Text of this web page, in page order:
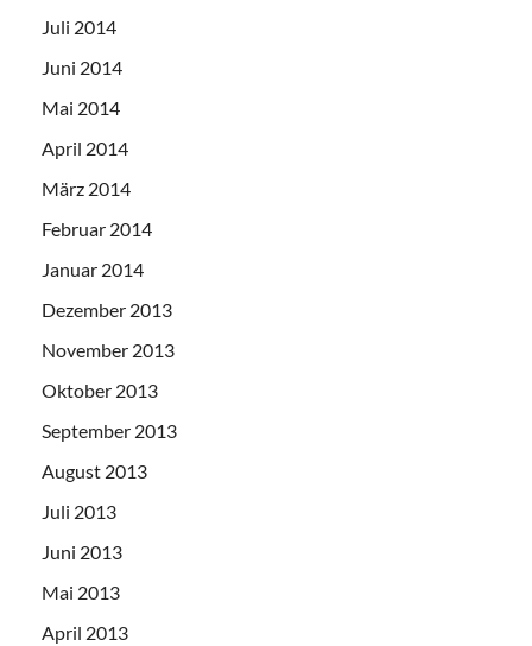
Juli 2014
Juni 2014
Mai 2014
April 2014
März 2014
Februar 2014
Januar 2014
Dezember 2013
November 2013
Oktober 2013
September 2013
August 2013
Juli 2013
Juni 2013
Mai 2013
April 2013